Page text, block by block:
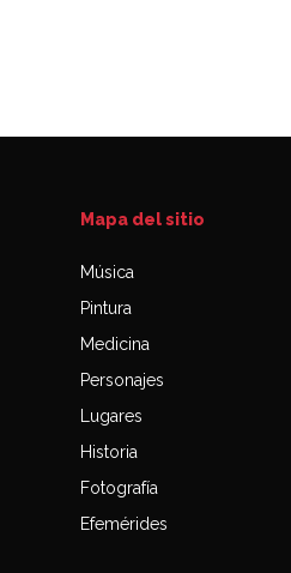
Mapa del sitio
Música
Pintura
Medicina
Personajes
Lugares
Historia
Fotografía
Efemérides